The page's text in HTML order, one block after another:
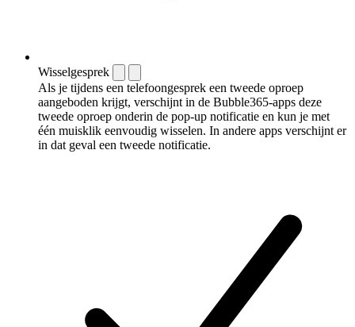
Wisselgesprek
Als je tijdens een telefoongesprek een tweede oproep
aangeboden krijgt, verschijnt in de Bubble365-apps deze
tweede oproep onderin de pop-up notificatie en kun je met
één muisklik eenvoudig wisselen. In andere apps verschijnt er
in dat geval een tweede notificatie.